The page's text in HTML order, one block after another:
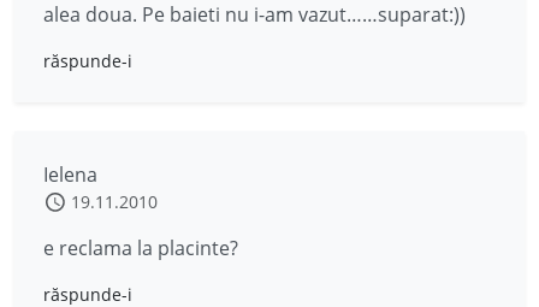
alea doua. Pe baieti nu i-am vazut……suparat:))
răspunde-i
Ielena
19.11.2010
e reclama la placinte?
răspunde-i